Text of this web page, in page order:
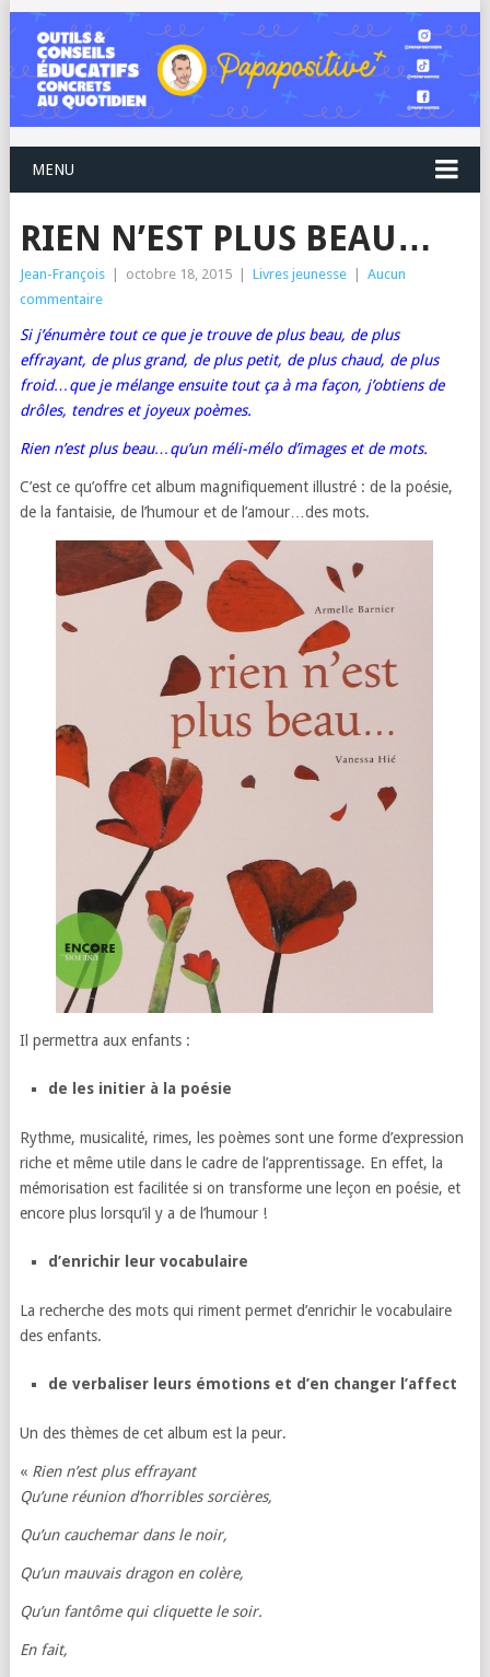
MENU
RIEN N’EST PLUS BEAU…
Jean-François octobre 18, 2015 Livres jeunesse
Aucun
commentaire
Si j’énumère tout ce que je trouve de plus beau, de plus
effrayant, de plus grand, de plus petit, de plus chaud, de plus
froid…que je mélange ensuite tout ça à ma façon, j’obtiens de
drôles, tendres et joyeux poèmes.
Rien n’est plus beau…qu’un méli-mélo d’images et de mots.
C’est ce qu’offre cet album magnifiquement illustré : de la poésie,
de la fantaisie, de l’humour et de l’amour…des mots.
Il permettra aux enfants :
de les initier à la poésie
Rythme, musicalité, rimes, les poèmes sont une forme d’expression
riche et même utile dans le cadre de l’apprentissage. En effet, la
mémorisation est facilitée si on transforme une leçon en poésie, et
encore plus lorsqu’il y a de l’humour !
d’enrichir leur vocabulaire
La recherche des mots qui riment permet d’enrichir le vocabulaire
des enfants.
de verbaliser leurs émotions et d’en changer l’affect
Un des thèmes de cet album est la peur.
« Rien n’est plus effrayant
Qu’une réunion d’horribles sorcières,
Qu’un cauchemar dans le noir,
Qu’un mauvais dragon en colère,
Qu’un fantôme qui cliquette le soir.
En fait,